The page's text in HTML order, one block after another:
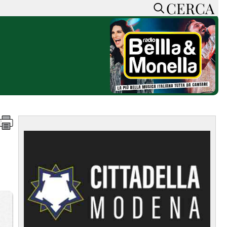
CERCA
ACCEDI o REGISTRATI
CONTATTI
CON NOI
SOSTIENI LA PRESSA
CONOSCI LA PRESSA
COOKIE POLICY
FEED RSS
MAPPA DEL SITO
NORMATIVE
DEONTOLOGICHE
CERCA